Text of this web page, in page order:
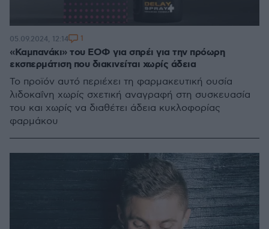
«Καμπανάκι» του ΕΟΦ για σπρέι για την πρόωρη
εκσπερμάτιση που διακινείται χωρίς άδεια
Το προϊόν αυτό περιέχει τη φαρμακευτική ουσία
λιδοκαΐνη χωρίς σχετική αναγραφή στη συσκευασία
του και χωρίς να διαθέτει άδεια κυκλοφορίας
φαρμάκου
05.09.2024, 12:14 1